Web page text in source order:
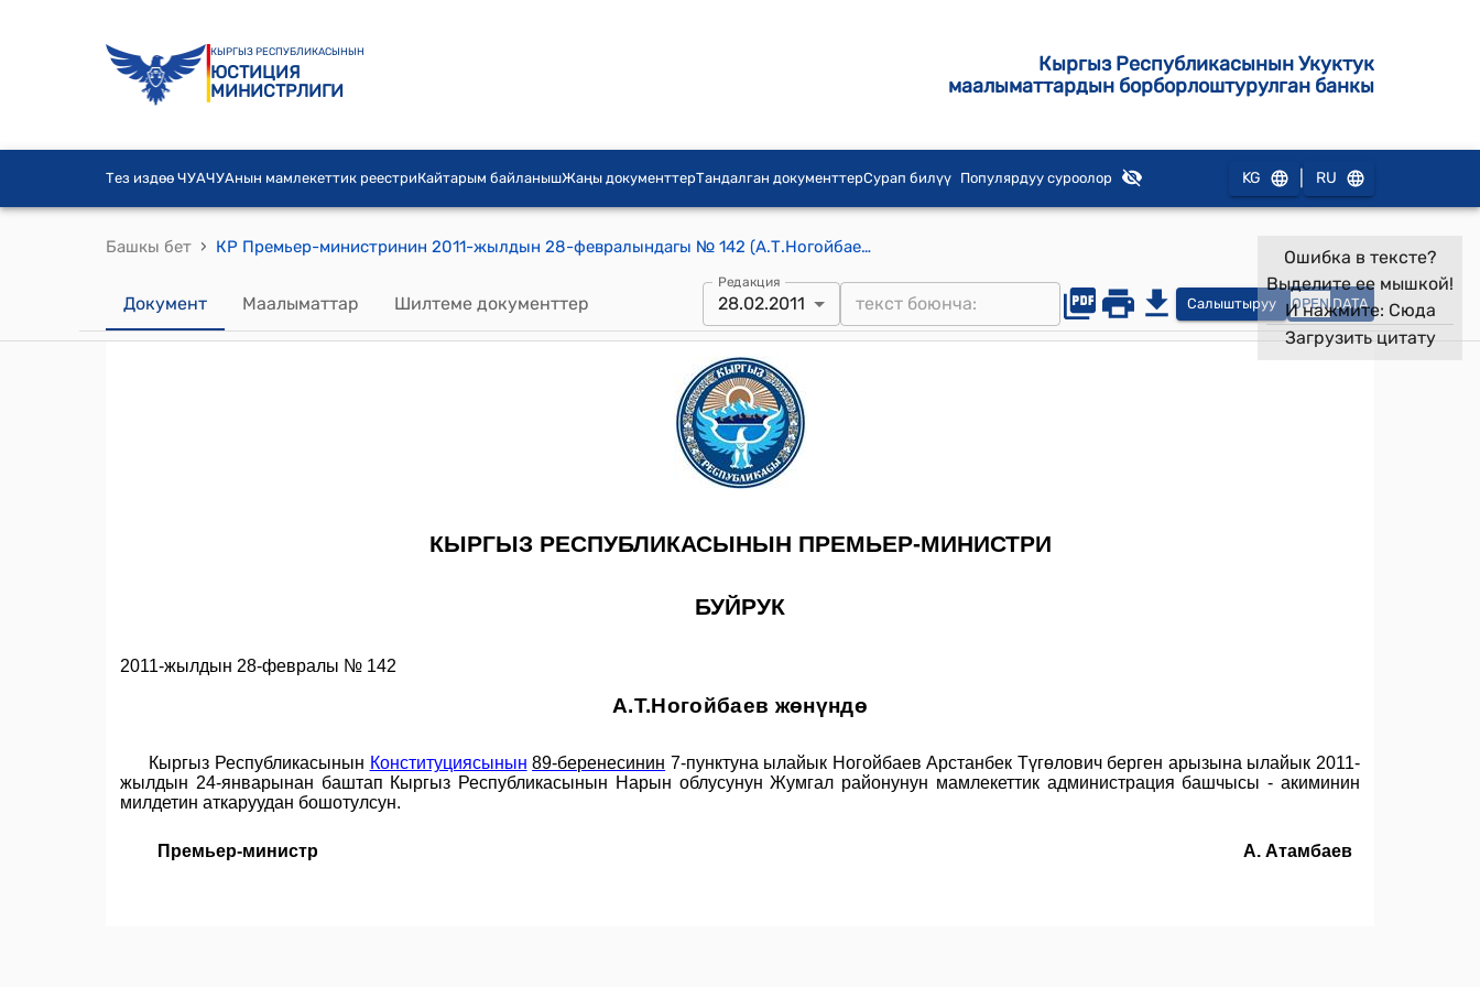
КЫРГЫЗ РЕСПУБЛИКАСЫНЫН
ЮСТИЦИЯ
МИНИСТРЛИГИ
Кыргыз Республикасынын Укуктук
маалыматтардын борборлоштурулган банкы
Тез издөө ЧУАЧУАнын мамлекеттик реестриКайтарым байланышЖаңы документтерТандалган документтерСурап билүү Популярдуу суроолор KG RU
Башкы бет › КР Премьер-министринин 2011-жылдын 28-февралындагы № 142 (А.Т.Ногойбаев жөнүндө) буйругу
Документ Маалыматтар Шилтеме документтер
Редакция
28.02.2011 Салыштыруу OPEN DATA
Ошибка в тексте?
Выделите ее мышкой!
И нажмите: Сюда
Загрузить цитату